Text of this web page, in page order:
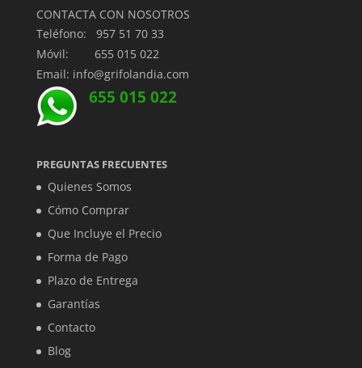
CONTACTA CON NOSOTROS
Teléfono: 957 51 70 33
Móvil: 655 015 022
Email: info@grifolandia.com
655 015 022
PREGUNTAS FRECUENTES
Quienes Somos
Cómo Comprar
Que Incluye el Precio
Forma de Pago
Plazo de Entrega
Garantías
Contacto
Blog